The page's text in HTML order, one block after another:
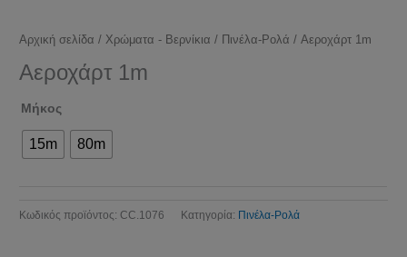
Αρχική σελίδα / Χρώματα - Βερνίκια / Πινέλα-Ρολά / Αεροχάρτ 1m
Αεροχάρτ 1m
Μήκος
15m 80m
Κωδικός προϊόντος: CC.1076 Κατηγορία: Πινέλα-Ρολά